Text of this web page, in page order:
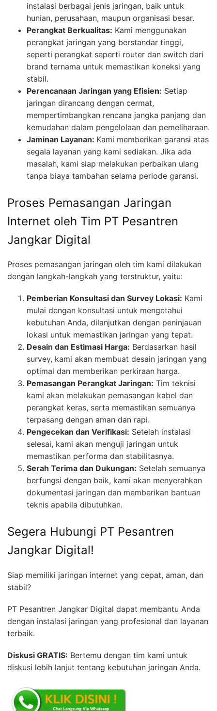
instalasi berbagai jenis jaringan, baik untuk
hunian, perusahaan, maupun organisasi besar.
Perangkat Berkualitas: Kami menggunakan
perangkat jaringan yang berstandar tinggi,
seperti perangkat seperti router dan switch dari
brand ternama untuk memastikan koneksi yang
stabil.
Perencanaan Jaringan yang Efisien: Setiap
jaringan dirancang dengan cermat,
mempertimbangkan rencana jangka panjang dan
kemudahan dalam pengelolaan dan pemeliharaan.
Jaminan Layanan: Kami memberikan garansi atas
segala layanan yang kami sediakan. Jika ada
masalah, kami siap melakukan perbaikan ulang
tanpa biaya tambahan selama periode garansi.
Proses Pemasangan Jaringan
Internet oleh Tim PT Pesantren
Jangkar Digital
Proses pemasangan jaringan oleh tim kami dilakukan
dengan langkah-langkah yang terstruktur, yaitu:
Pemberian Konsultasi dan Survey Lokasi: Kami
mulai dengan konsultasi untuk mengetahui
kebutuhan Anda, dilanjutkan dengan peninjauan
lokasi untuk memastikan jaringan yang tepat.
Desain dan Estimasi Harga: Berdasarkan hasil
survey, kami akan membuat desain jaringan yang
optimal dan memberikan perkiraan harga.
Pemasangan Perangkat Jaringan: Tim teknisi
kami akan melakukan pemasangan kabel dan
perangkat keras, serta memastikan semuanya
terpasang dengan aman dan rapi.
Pengecekan dan Verifikasi: Setelah instalasi
selesai, kami akan menguji jaringan untuk
memastikan performa dan stabilitasnya.
Serah Terima dan Dukungan: Setelah semuanya
berfungsi dengan baik, kami akan menyerahkan
dokumentasi jaringan dan memberikan bantuan
teknis apabila dibutuhkan.
Segera Hubungi PT Pesantren
Jangkar Digital!
Siap memiliki jaringan internet yang cepat, aman, dan
stabil?
PT Pesantren Jangkar Digital dapat membantu Anda
dengan instalasi jaringan yang profesional dan layanan
terbaik.
Diskusi GRATIS: Bertemu dengan tim kami untuk
diskusi lebih lanjut tentang kebutuhan jaringan Anda.